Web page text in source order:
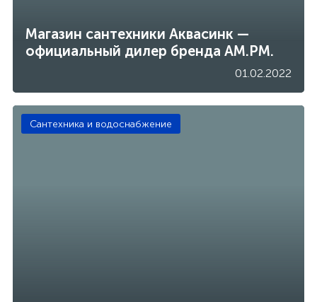
Магазин сантехники Аквасинк —
официальный дилер бренда АМ.РМ.
01.02.2022
Сантехника и водоснабжение